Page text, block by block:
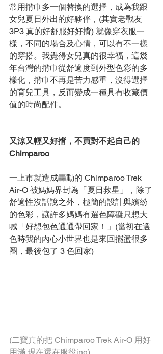
常用揹巾多一個替換的選擇，成為我跟
女兒夏日外出的好夥伴，(其實老戰友
3P3 真的好舒服好好揹) 就像穿衣服一
樣，不同的場合及心情，可以有不一樣
的穿搭。我覺得女兒真的很幸福，這幾
年台灣的揹巾從舒適度到外型色彩的多
樣化，揹巾不再是苦力感重，沒得選擇
的育兒工具，反而變成一種具有收藏價
值的時尚配件。
又涼又輕又好揹，不買對不起自己的
Chimparoo
一上市就造成轟動的 Chimparoo Trek
Air-O 被媽媽界封為「夏日救星」，除了
舒適性沒話說之外，極簡的設計與繽紛
的色彩，讓許多媽媽有選色障礙只想大
喊「好想包色通通帶回家！」(當初在選
色時我的內心小世界也是來回擺盪很多
圈，最後包了 3 色回家)
(二寶真的把 Chimparoo Trek Air-O 用好